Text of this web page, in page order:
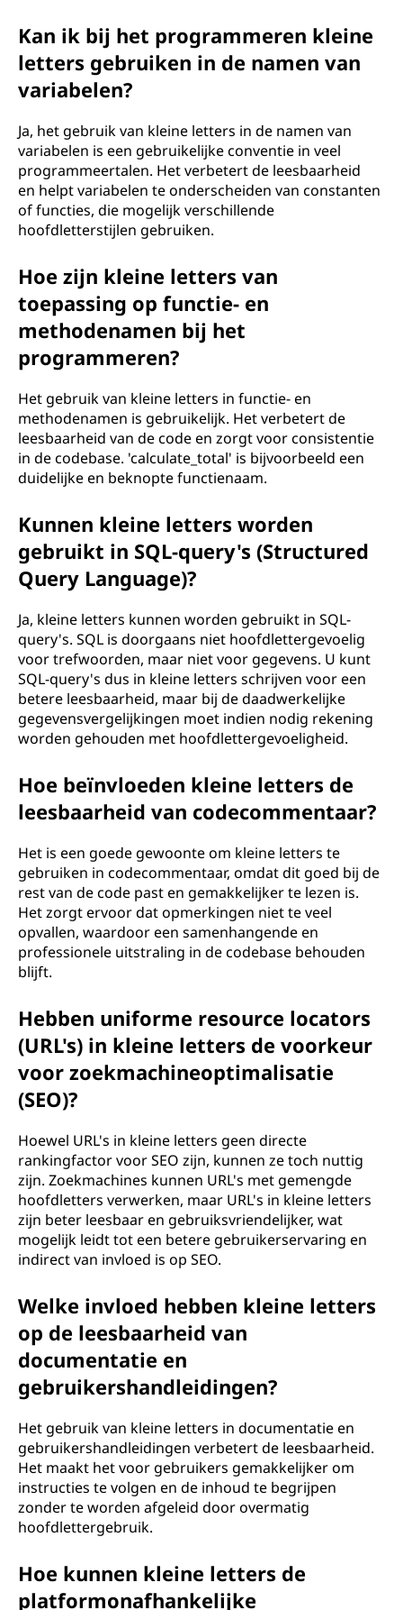
Kan ik bij het programmeren kleine
letters gebruiken in de namen van
variabelen?
Ja, het gebruik van kleine letters in de namen van
variabelen is een gebruikelijke conventie in veel
programmeertalen. Het verbetert de leesbaarheid
en helpt variabelen te onderscheiden van constanten
of functies, die mogelijk verschillende
hoofdletterstijlen gebruiken.
Hoe zijn kleine letters van
toepassing op functie- en
methodenamen bij het
programmeren?
Het gebruik van kleine letters in functie- en
methodenamen is gebruikelijk. Het verbetert de
leesbaarheid van de code en zorgt voor consistentie
in de codebase. 'calculate_total' is bijvoorbeeld een
duidelijke en beknopte functienaam.
Kunnen kleine letters worden
gebruikt in SQL-query's (Structured
Query Language)?
Ja, kleine letters kunnen worden gebruikt in SQL-
query's. SQL is doorgaans niet hoofdlettergevoelig
voor trefwoorden, maar niet voor gegevens. U kunt
SQL-query's dus in kleine letters schrijven voor een
betere leesbaarheid, maar bij de daadwerkelijke
gegevensvergelijkingen moet indien nodig rekening
worden gehouden met hoofdlettergevoeligheid.
Hoe beïnvloeden kleine letters de
leesbaarheid van codecommentaar?
Het is een goede gewoonte om kleine letters te
gebruiken in codecommentaar, omdat dit goed bij de
rest van de code past en gemakkelijker te lezen is.
Het zorgt ervoor dat opmerkingen niet te veel
opvallen, waardoor een samenhangende en
professionele uitstraling in de codebase behouden
blijft.
Hebben uniforme resource locators
(URL's) in kleine letters de voorkeur
voor zoekmachineoptimalisatie
(SEO)?
Hoewel URL's in kleine letters geen directe
rankingfactor voor SEO zijn, kunnen ze toch nuttig
zijn. Zoekmachines kunnen URL's met gemengde
hoofdletters verwerken, maar URL's in kleine letters
zijn beter leesbaar en gebruiksvriendelijker, wat
mogelijk leidt tot een betere gebruikerservaring en
indirect van invloed is op SEO.
Welke invloed hebben kleine letters
op de leesbaarheid van
documentatie en
gebruikershandleidingen?
Het gebruik van kleine letters in documentatie en
gebruikershandleidingen verbetert de leesbaarheid.
Het maakt het voor gebruikers gemakkelijker om
instructies te volgen en de inhoud te begrijpen
zonder te worden afgeleid door overmatig
hoofdlettergebruik.
Hoe kunnen kleine letters de
platformonafhankelijke